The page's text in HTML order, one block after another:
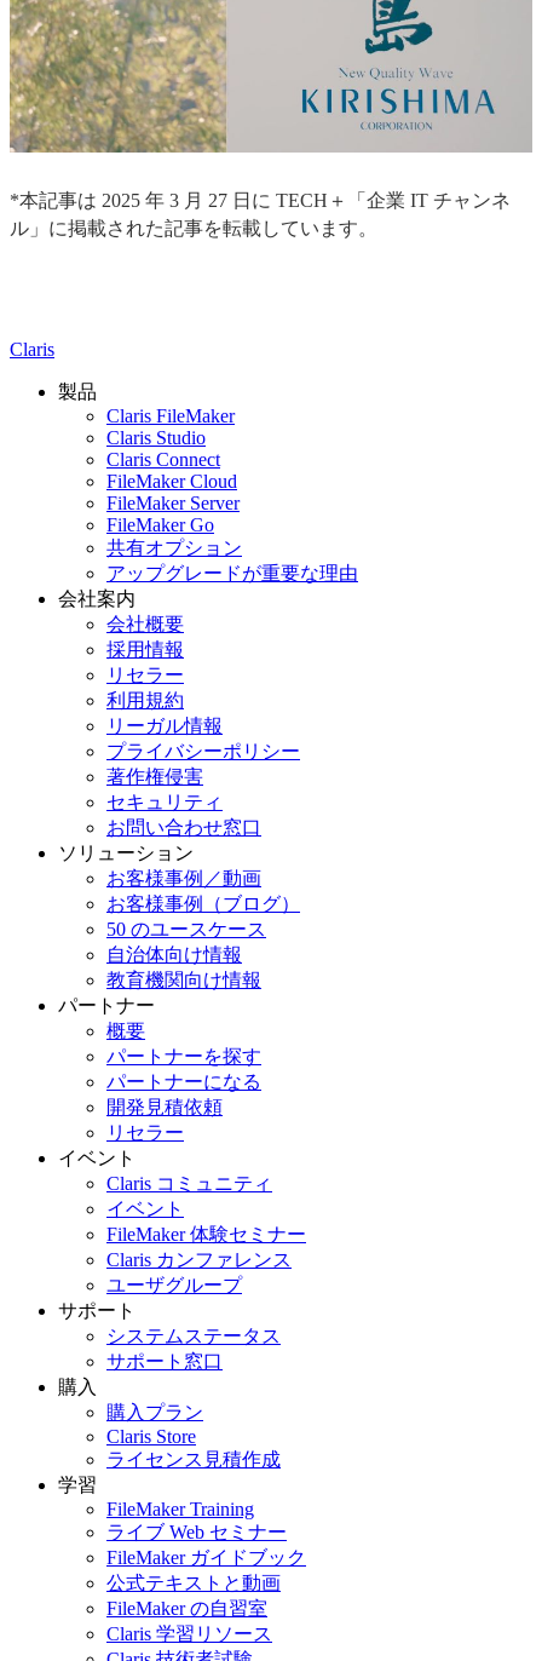
*本記事は 2025 年 3 月 27 日に TECH＋「企業 IT チャンネ
ル」に掲載された記事を転載しています。
Claris
製品
Claris FileMaker
Claris Studio
Claris Connect
FileMaker Cloud
FileMaker Server
FileMaker Go
共有オプション
アップグレードが重要な理由
会社案内
会社概要
採用情報
リセラー
利用規約
リーガル情報
プライバシーポリシー
著作権侵害
セキュリティ
お問い合わせ窓口
ソリューション
お客様事例／動画
お客様事例（ブログ）
50 のユースケース
自治体向け情報
教育機関向け情報
パートナー
概要
パートナーを探す
パートナーになる
開発見積依頼
リセラー
イベント
Claris コミュニティ
イベント
FileMaker 体験セミナー
Claris カンファレンス
ユーザグループ
サポート
システムステータス
サポート窓口
購入
購入プラン
Claris Store
ライセンス見積作成
学習
FileMaker Training
ライブ Web セミナー
FileMaker ガイドブック
公式テキストと動画
FileMaker の自習室
Claris 学習リソース